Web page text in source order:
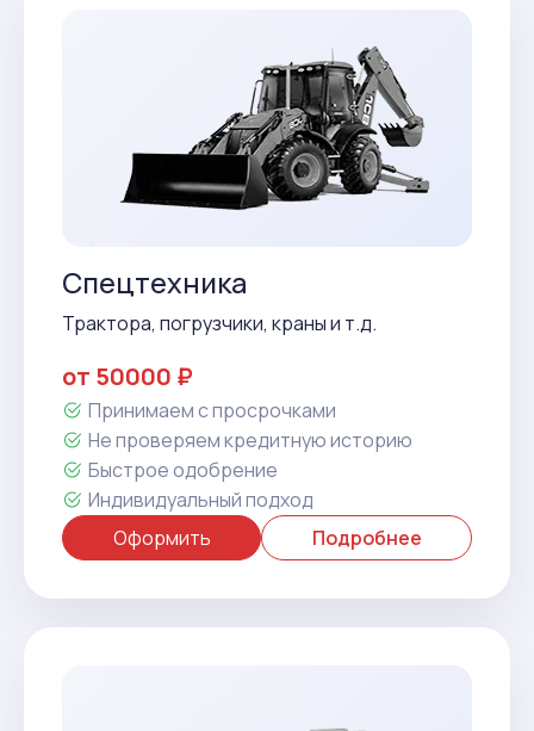
Спецтехника
Трактора, погрузчики, краны и т.д.
от 50000 ₽
Принимаем с просрочками
Не проверяем кредитную историю
Быстрое одобрение
Индивидуальный подход
Оформить
Подробнее